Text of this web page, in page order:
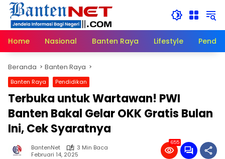
Langsung
konten
Home
Nasional Banten Raya Lifestyle
Beranda Banten Raya
Banten Raya Pendidikan
Terbuka untuk Wartawan! PWI
Banten Bakal Gelar OKK Gratis Bulan
Ini, Cek Syaratnya
BantenNet
3 Min Baca
Februari 14, 2025
655